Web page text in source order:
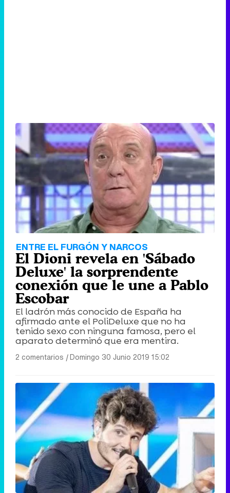
ENTRE EL FURGÓN Y NARCOS
El Dioni revela en 'Sábado
Deluxe' la sorprendente
conexión que le une a Pablo
Escobar
El ladrón más conocido de España ha
afirmado ante el PoliDeluxe que no ha
tenido sexo con ninguna famosa, pero el
aparato determinó que era mentira.
2 comentarios |Domingo 30 Junio 2019 15:02